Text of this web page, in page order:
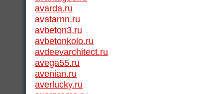
avarda.ru
avatarnn.ru
avbeton3.ru
avbetonkolo.ru
avdeevarchitect.ru
avega55.ru
avenian.ru
averlucky.ru